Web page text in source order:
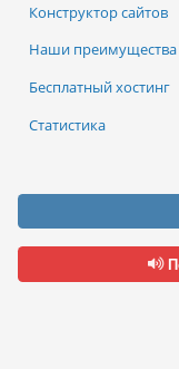
Конструктор сайтов
Наши преимущества
Бесплатный хостинг
Статистика